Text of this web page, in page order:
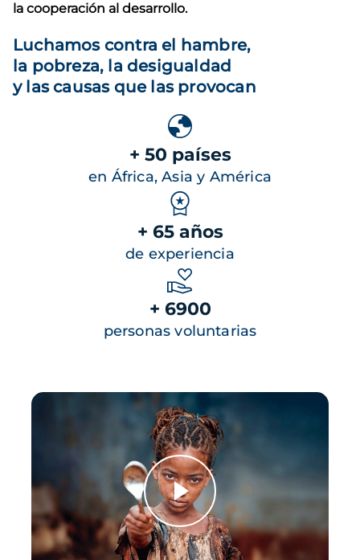
la cooperación al desarrollo.
Luchamos contra el hambre,
la pobreza, la desigualdad
y las causas que las provocan
+ 50 países
en África, Asia y América
+ 65 años
de experiencia
+ 6900
personas voluntarias